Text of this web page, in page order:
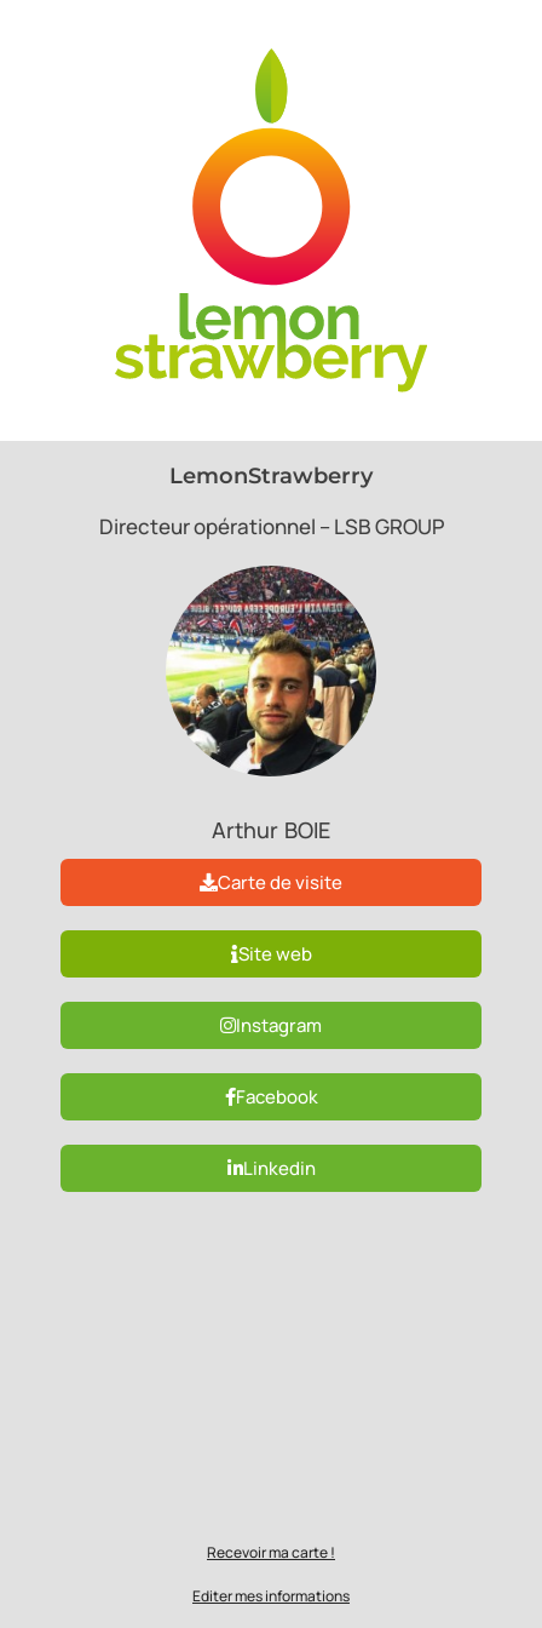
LemonStrawberry
Directeur opérationnel – LSB GROUP
Arthur BOIE
Carte de visite
Site web
Instagram
Facebook
Linkedin
Recevoir ma carte !
Editer mes informations